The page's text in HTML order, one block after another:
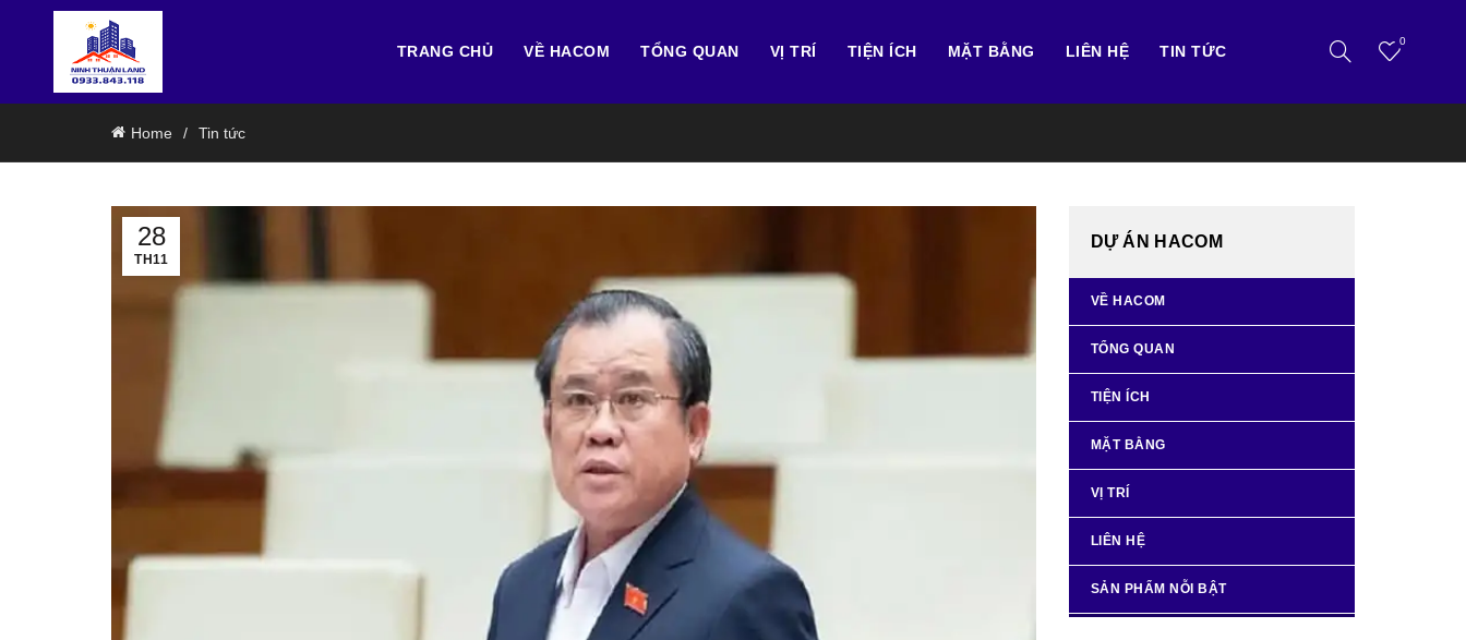
TRANG CHỦ VỀ HACOM TỔNG QUAN VỊ TRÍ TIỆN ÍCH MẶT BẰNG LIÊN HỆ TIN TỨC
0
Home Tin tức
28
TH11
DỰ ÁN HACOM
VỀ HACOM
TỔNG QUAN
TIỆN ÍCH
MẶT BẰNG
VỊ TRÍ
LIÊN HỆ
SẢN PHẨM NỖI BẬT